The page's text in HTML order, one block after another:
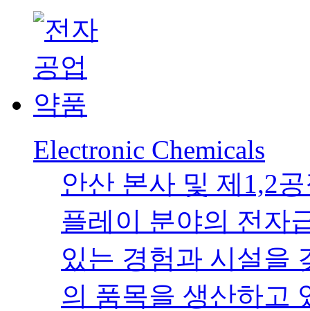
Electronic Chemicals
안산 본사 및 제1,2
플레이 분야의 전자
있는 경험과 시설을
의 품목을 생산하고